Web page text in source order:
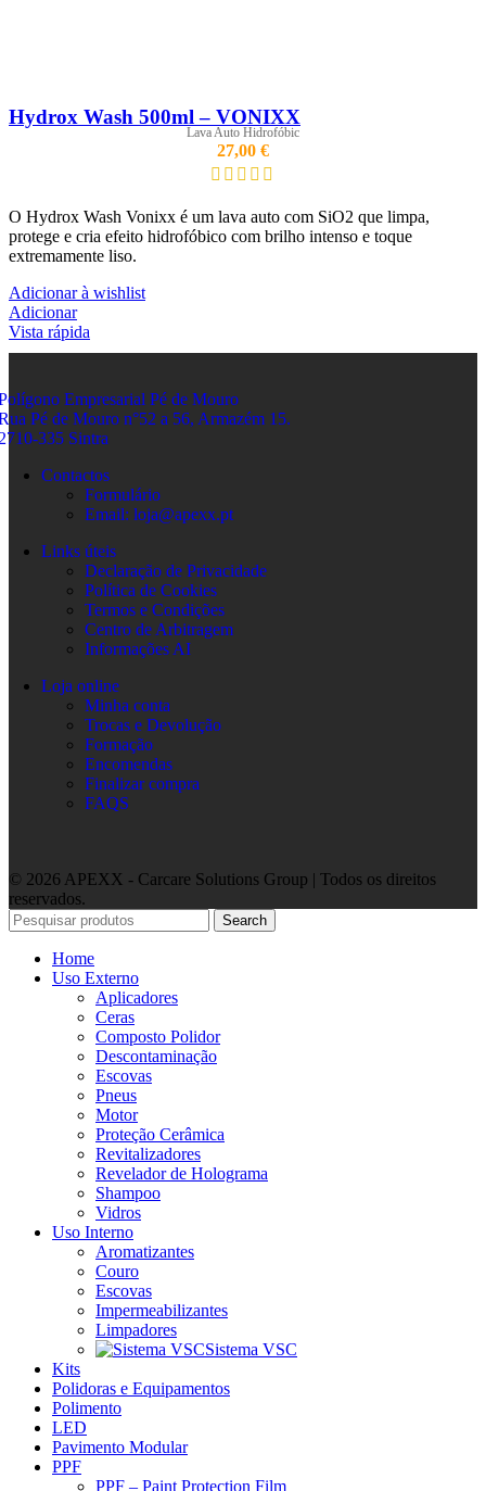
Hydrox Wash 500ml – VONIXX
Lava Auto Hidrofóbic
27,00 €
O Hydrox Wash Vonixx é um lava auto com SiO2 que limpa,
protege e cria efeito hidrofóbico com brilho intenso e toque
extremamente liso.
Adicionar à wishlist
Adicionar
Vista rápida
Empresarial Pé de Mouro
Pé de Mouro n°52 a 56, Armazém 15.
335 Sintra
Contactos
Formulário
Email: loja@apexx.pt
Links úteis
Declaração de Privacidade
Política de Cookies
Termos e Condições
Centro de Arbitragem
Informações AI
Loja online
Minha conta
Trocas e Devolução
Formação
Encomendas
Finalizar compra
FAQS
© 2026 APEXX - Carcare Solutions Group | Todos os direitos
reservados.
Search
Home
Uso Externo
Aplicadores
Ceras
Composto Polidor
Descontaminação
Escovas
Pneus
Motor
Proteção Cerâmica
Revitalizadores
Revelador de Holograma
Shampoo
Vidros
Uso Interno
Aromatizantes
Couro
Escovas
Impermeabilizantes
Limpadores
Sistema VSC
Kits
Polidoras e Equipamentos
Polimento
LED
Pavimento Modular
PPF
PPF – Paint Protection Film